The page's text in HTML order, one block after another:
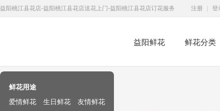
益阳桃江县花店-益阳桃江县花店送花上门-益阳桃江县花店订花服务 注册 登
益阳鲜花 鲜花分类
鲜花用途
爱情鲜花
生日鲜花
友情鲜花